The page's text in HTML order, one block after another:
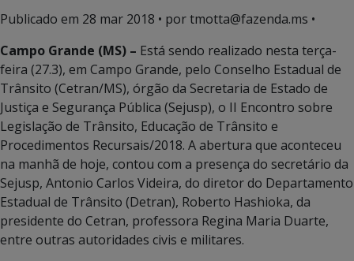
Publicado em 28 mar 2018 • por tmotta@fazenda.ms •
Campo Grande (MS) – Está sendo realizado nesta terça-
feira (27.3), em Campo Grande, pelo Conselho Estadual de
Trânsito (Cetran/MS), órgão da Secretaria de Estado de
Justiça e Segurança Pública (Sejusp), o II Encontro sobre
Legislação de Trânsito, Educação de Trânsito e
Procedimentos Recursais/2018. A abertura que aconteceu
na manhã de hoje, contou com a presença do secretário da
Sejusp, Antonio Carlos Videira, do diretor do Departamento
Estadual de Trânsito (Detran), Roberto Hashioka, da
presidente do Cetran, professora Regina Maria Duarte,
entre outras autoridades civis e militares.